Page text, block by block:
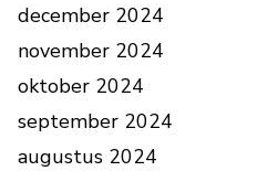
december 2024
november 2024
oktober 2024
september 2024
augustus 2024